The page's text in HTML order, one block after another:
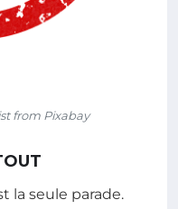
from Pixabay
la seule parade.